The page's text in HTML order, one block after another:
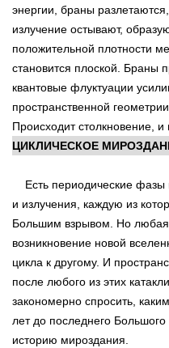
энергии, браны
излучение остывают,
положительной плотности
становится плоской. Браны
квантовые флуктуации
пространственной
Происходит столкновение, и
ЦИКЛИЧЕСКОЕ
Есть периодические фазы
и излучения, каждую из
Большим взрывом. Но любая
возникновение новой
цикла к другому. И
после любого из этих
закономерно спросить,
лет до последнего Большого
историю мироздания.